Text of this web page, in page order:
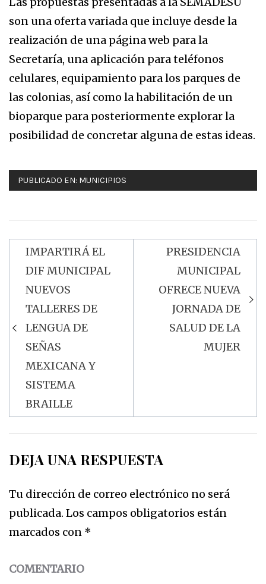
son una oferta variada que incluye desde la
realización de una página web para la
Secretaría, una aplicación para teléfonos
celulares, equipamiento para los parques de
las colonias, así como la habilitación de un
bioparque para posteriormente explorar la
posibilidad de concretar alguna de estas ideas.
PUBLICADO EN: MUNICIPIOS
Navegación
de
entradas
IMPARTIRÁ EL
DIF MUNICIPAL
NUEVOS
TALLERES DE
LENGUA DE
SEÑAS
MEXICANA Y
SISTEMA
BRAILLE
PRESIDENCIA
MUNICIPAL
OFRECE NUEVA
JORNADA DE
SALUD DE LA
MUJER
DEJA UNA RESPUESTA
Tu dirección de correo electrónico no será
publicada. Los campos obligatorios están
marcados con *
COMENTARIO